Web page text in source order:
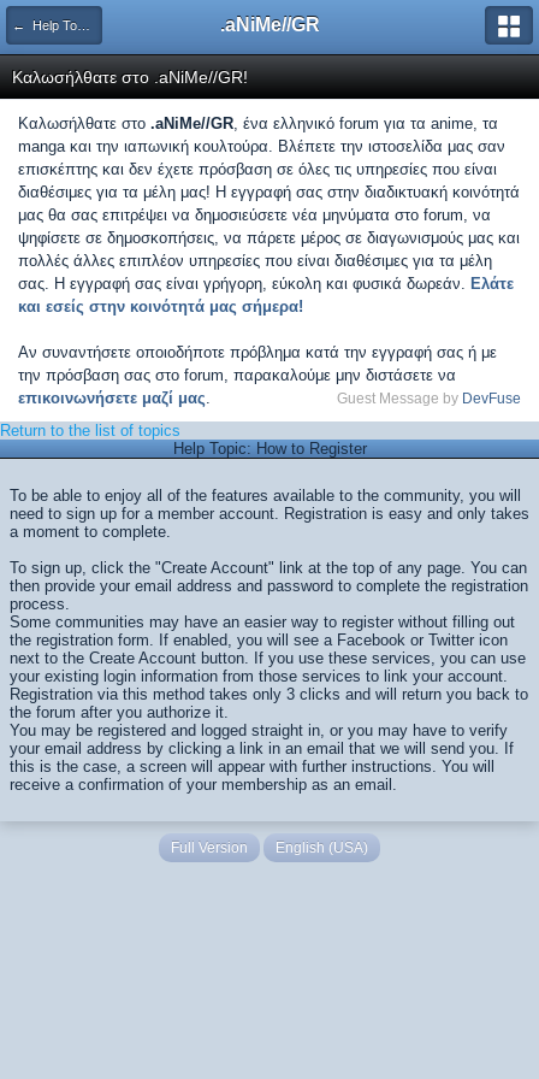
← Help Topics .aNiMe//GR
Καλωσήλθατε στο .aNiMe//GR!
Καλωσήλθατε στο .aNiMe//GR, ένα ελληνικό forum για τα anime, τα
manga και την ιαπωνική κουλτούρα. Βλέπετε την ιστοσελίδα μας σαν
επισκέπτης και δεν έχετε πρόσβαση σε όλες τις υπηρεσίες που είναι
διαθέσιμες για τα μέλη μας! Η εγγραφή σας στην διαδικτυακή κοινότητά
μας θα σας επιτρέψει να δημοσιεύσετε νέα μηνύματα στο forum, να
ψηφίσετε σε δημοσκοπήσεις, να πάρετε μέρος σε διαγωνισμούς μας και
πολλές άλλες επιπλέον υπηρεσίες που είναι διαθέσιμες για τα μέλη
σας. Η εγγραφή σας είναι γρήγορη, εύκολη και φυσικά δωρεάν. Ελάτε
και εσείς στην κοινότητά μας σήμερα!
Αν συναντήσετε οποιοδήποτε πρόβλημα κατά την εγγραφή σας ή με
την πρόσβαση σας στο forum, παρακαλούμε μην διστάσετε να
επικοινωνήσετε μαζί μας. Guest Message by DevFuse
Return to the list of topics
Help Topic: How to Register
To be able to enjoy all of the features available to the community, you will
need to sign up for a member account. Registration is easy and only takes
a moment to complete.
To sign up, click the "Create Account" link at the top of any page. You can
then provide your email address and password to complete the registration
process.
Some communities may have an easier way to register without filling out
the registration form. If enabled, you will see a Facebook or Twitter icon
next to the Create Account button. If you use these services, you can use
your existing login information from those services to link your account.
Registration via this method takes only 3 clicks and will return you back to
the forum after you authorize it.
You may be registered and logged straight in, or you may have to verify
your email address by clicking a link in an email that we will send you. If
this is the case, a screen will appear with further instructions. You will
receive a confirmation of your membership as an email.
Full Version English (USA)